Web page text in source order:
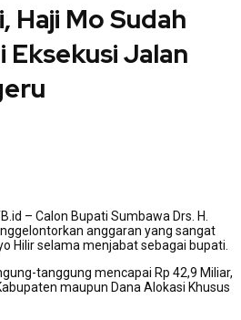
Haji Mo Sudah
Eksekusi Jalan
– Calon Bupati Sumbawa Drs. H.
anggaran yang sangat
Hilir selama menjabat sebagai bupati.
tanggung mencapai Rp 42,9 Miliar,
maupun Dana Alokasi Khusus